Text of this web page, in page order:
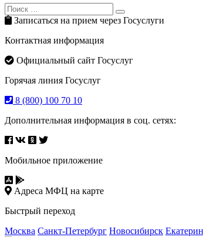
Search
for:
Search
Записаться на прием через Госуслуги
Контактная информация
Официальный сайт Госуслуг
Горячая линия Госуслуг
8 (800) 100 70 10
Дополнительная информация в соц. сетях:
Мобильное приложение
Адреса МФЦ на карте
Быстрый переход
Москва Санкт-Петербург Новосибирск